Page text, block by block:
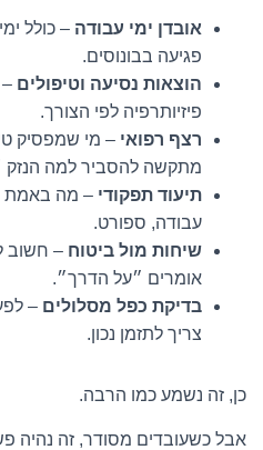
אובדן ימי עבודה – כולל
פגיעה בבונוסים.
הוצאות נסיעה וטיפולים –
פיזיותרפיה לפי הצורך.
רצף רפואי – מי שמפסיק
מתקשה להסביר למה הנזק
תיעוד תפקודי – מה באמת
עבודה, ספורט.
שיחות מול ביטוח – חשוב
אומרים ״על הדרך״.
בדיקת כפל מסלולים –
צריך לתזמן נכון.
כן, זה נשמע כמו הרבה.
אבל כשעובדים מסודר, זה נהיה